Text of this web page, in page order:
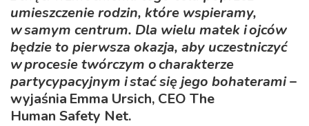
umieszczenie rodzin, które wspieramy,
w samym centrum. Dla wielu matek i ojców
będzie to pierwsza okazja, aby uczestniczyć
w procesie twórczym o charakterze
partycypacyjnym i stać się jego bohaterami–
wyjaśnia Emma Ursich, CEO The
Human Safety Net.